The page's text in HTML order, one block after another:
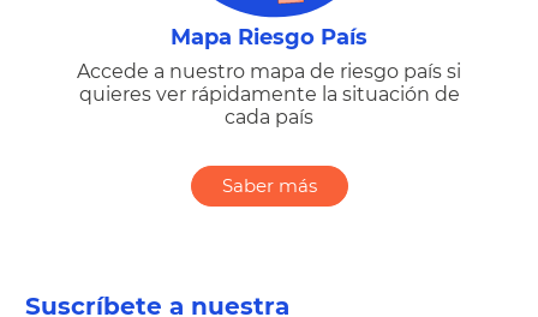
Mapa Riesgo País
Accede a nuestro mapa de riesgo país si
quieres ver rápidamente la situación de
cada país
Saber más
Suscríbete a nuestra